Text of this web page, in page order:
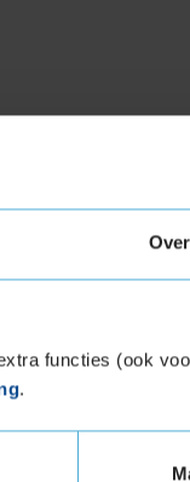
Over
functies (ook
.